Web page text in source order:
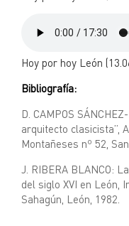
Hoy por hoy León
Bibliografía:
D. CAMPOS
arquitecto clasicista”,
Montañeses nº 52,
J. RIBERA BLANCO:
del siglo XVI en León,
Sahagún, León, 1982.